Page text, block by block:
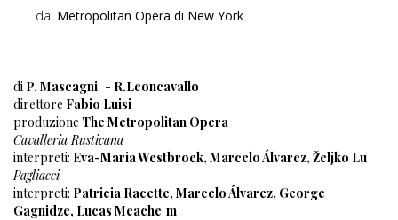
dal Metropolitan Opera di New York
di P. Mascagni - R.Leoncavallo
direttore Fabio Luisi
produzione The Metropolitan Opera
Cavalleria Rusticana
interpreti: Eva-Maria Westbroek, Marcelo Álvarez, Željko Lu
Pagliacci
interpreti: Patricia Racette, Marcelo Álvarez, George
Gagnidze, Lucas Meache m